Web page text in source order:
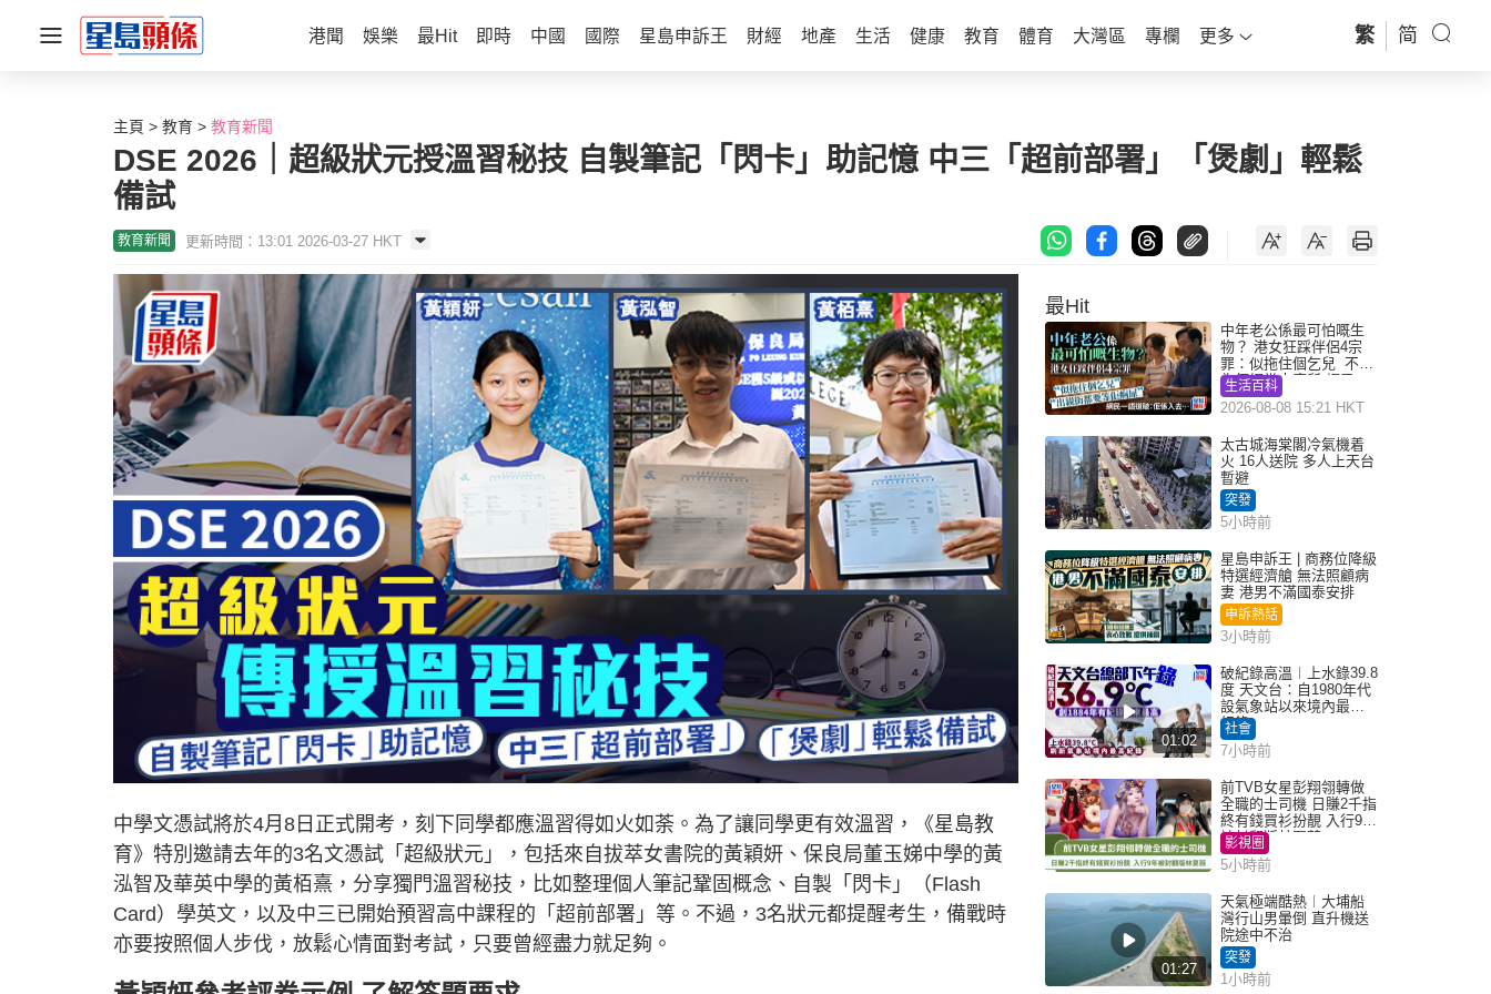
港聞 娛樂 最Hit 即時 中國 國際 星島申訴王 財經 地產 生活 健康 教育 體育 大灣區 專欄 更多 繁 简
主頁 教育 教育新聞
DSE 2026｜超級狀元授溫習秘技 自製筆記「閃卡」助記憶 中三「超前部署」「煲劇」輕鬆
備試
教育新聞 更新時間：13:01 2026-03-27 HKT
中學文憑試將於4月8日正式開考，刻下同學都應溫習得如火如荼。為了讓同學更有效溫習，《星島教
育》特別邀請去年的3名文憑試「超級狀元」，包括來自拔萃女書院的黃穎妍、保良局董玉娣中學的黃
泓智及華英中學的黃栢熹，分享獨門溫習秘技，比如整理個人筆記鞏固概念、自製「閃卡」（Flash
Card）學英文，以及中三已開始預習高中課程的「超前部署」等。不過，3名狀元都提醒考生，備戰時
亦要按照個人步伐，放鬆心情面對考試，只要曾經盡力就足夠。
最Hit
中年老公係最可怕嘅生
物？ 港女狂踩伴侶4宗
罪：似拖住個乞兒 不解
為何經常去廁所 網民一
語道破
生活百科
2026-08-08 15:21 HKT
太古城海棠閣冷氣機着
火 16人送院 多人上天台
暫避
突發
5小時前
星島申訴王 | 商務位降級
特選經濟艙 無法照顧病
妻 港男不滿國泰安排
申訴熱話
3小時前
01:02
破紀錄高溫︱上水錄39.8
度 天文台：自1980年代
設氣象站以來境內最高
紀錄
社會
7小時前
前TVB女星彭翔翎轉做
全職的士司機 日賺2千指
終有錢買衫扮靚 入行9年
被封翻版林夏薇
影視圈
5小時前
01:27
天氣極端酷熱︱大埔船
灣行山男暈倒 直升機送
院途中不治
突發
1小時前